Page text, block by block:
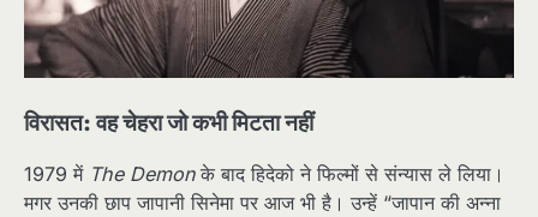
विरासत: वह चेहरा जो कभी मिटता नहीं
1979 में The Demonके बाद हिदेको ने फिल्मों से संन्यास ले लिया।
मगर उनकी छाप जापानी सिनेमा पर आज भी है। उन्हें “जापान की अन्ना